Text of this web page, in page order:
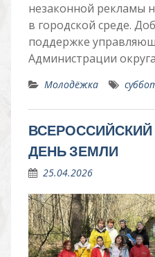
незаконной рекламы
в городской среде.
поддержке
Администрации округа
Молодёжка
ВСЕРОССИЙСКИЙ
ДЕНЬ ЗЕМЛИ
25.04.2026